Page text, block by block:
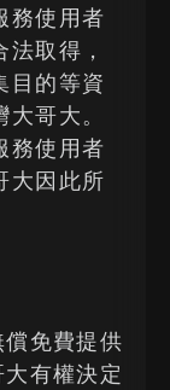
務使用者
取得，
目的等資
哥大。
務使用者
大因此所
免費提供
有權決定